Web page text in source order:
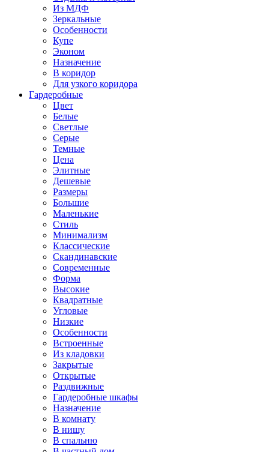
Из МДФ
Зеркальные
Особенности
Купе
Эконом
Назначение
В коридор
Для узкого коридора
Гардеробные
Цвет
Белые
Светлые
Серые
Темные
Цена
Элитные
Дешевые
Размеры
Большие
Маленькие
Стиль
Минимализм
Классические
Скандинавские
Современные
Форма
Высокие
Квадратные
Угловые
Низкие
Особенности
Встроенные
Из кладовки
Закрытые
Открытые
Раздвижные
Гардеробные шкафы
Назначение
В комнату
В нишу
В спальню